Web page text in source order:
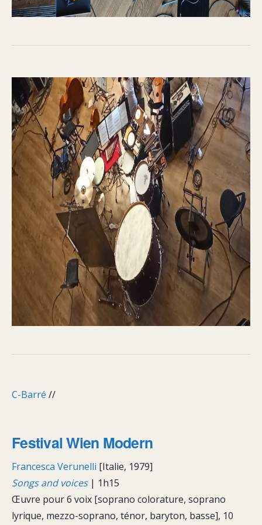
C-Barré //
Festival Wien Modern
Francesca Verunelli [Italie, 1979]
Songs and voices| 1h15
Œuvre pour 6 voix [soprano colorature, soprano
lyrique, mezzo-soprano, ténor, baryton, basse], 10